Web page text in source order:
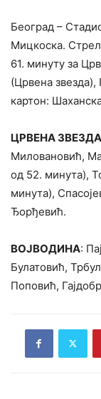
Београд –
Мицкоска.
61. минуту за
(Црвена
картон:
ЦРВЕНА ЗВЕЗДА
Миловановић,
од 52. минута),
минута),
Ђорђевић.
ВОЈВОДИНА:
Булатовић,
Поповић,